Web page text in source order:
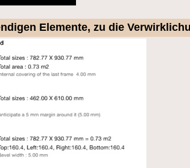
Elemente, zu die